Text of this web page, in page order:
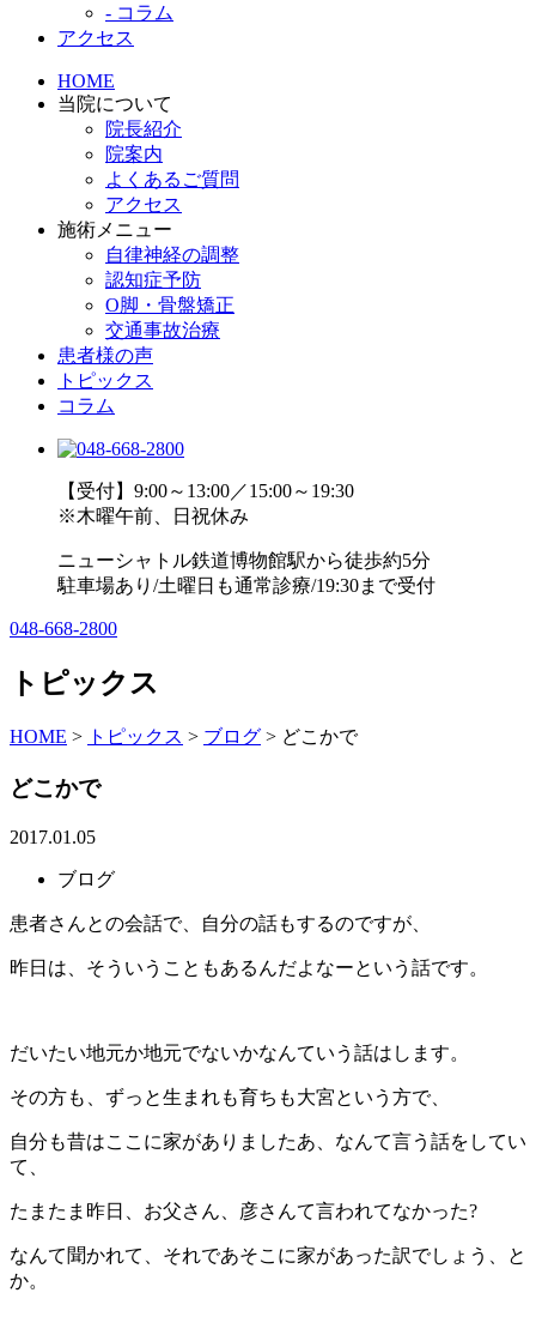
- コラム
アクセス
HOME
当院について
院長紹介
院案内
よくあるご質問
アクセス
施術メニュー
自律神経の調整
認知症予防
O脚・骨盤矯正
交通事故治療
患者様の声
トピックス
コラム
【受付】9:00～13:00／15:00～19:30
※木曜午前、日祝休み
ニューシャトル鉄道博物館駅から徒歩約5分
駐車場あり/土曜日も通常診療/19:30まで受付
048-668-2800
トピックス
HOME > トピックス > ブログ > どこかで
どこかで
2017.01.05
ブログ
患者さんとの会話で、自分の話もするのですが、
昨日は、そういうこともあるんだよなーという話です。
だいたい地元か地元でないかなんていう話はします。
その方も、ずっと生まれも育ちも大宮という方で、
自分も昔はここに家がありましたあ、なんて言う話をしてい
て、
たまたま昨日、お父さん、彦さんて言われてなかった?
なんて聞かれて、それであそこに家があった訳でしょう、と
か。